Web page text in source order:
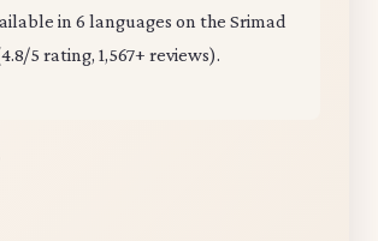
in 6 languages on the Srimad
5 rating, 1,567+ reviews).